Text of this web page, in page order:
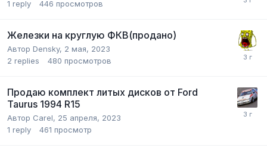
1 reply 446 просмотров
Железки на круглую ФКВ(продано)
Автор Densky, 2 мая, 2023
2 replies 480 просмотров
Продаю комплект литых дисков от Ford
Taurus 1994 R15
Автор Carel, 25 апреля, 2023
1 reply 461 просмотр